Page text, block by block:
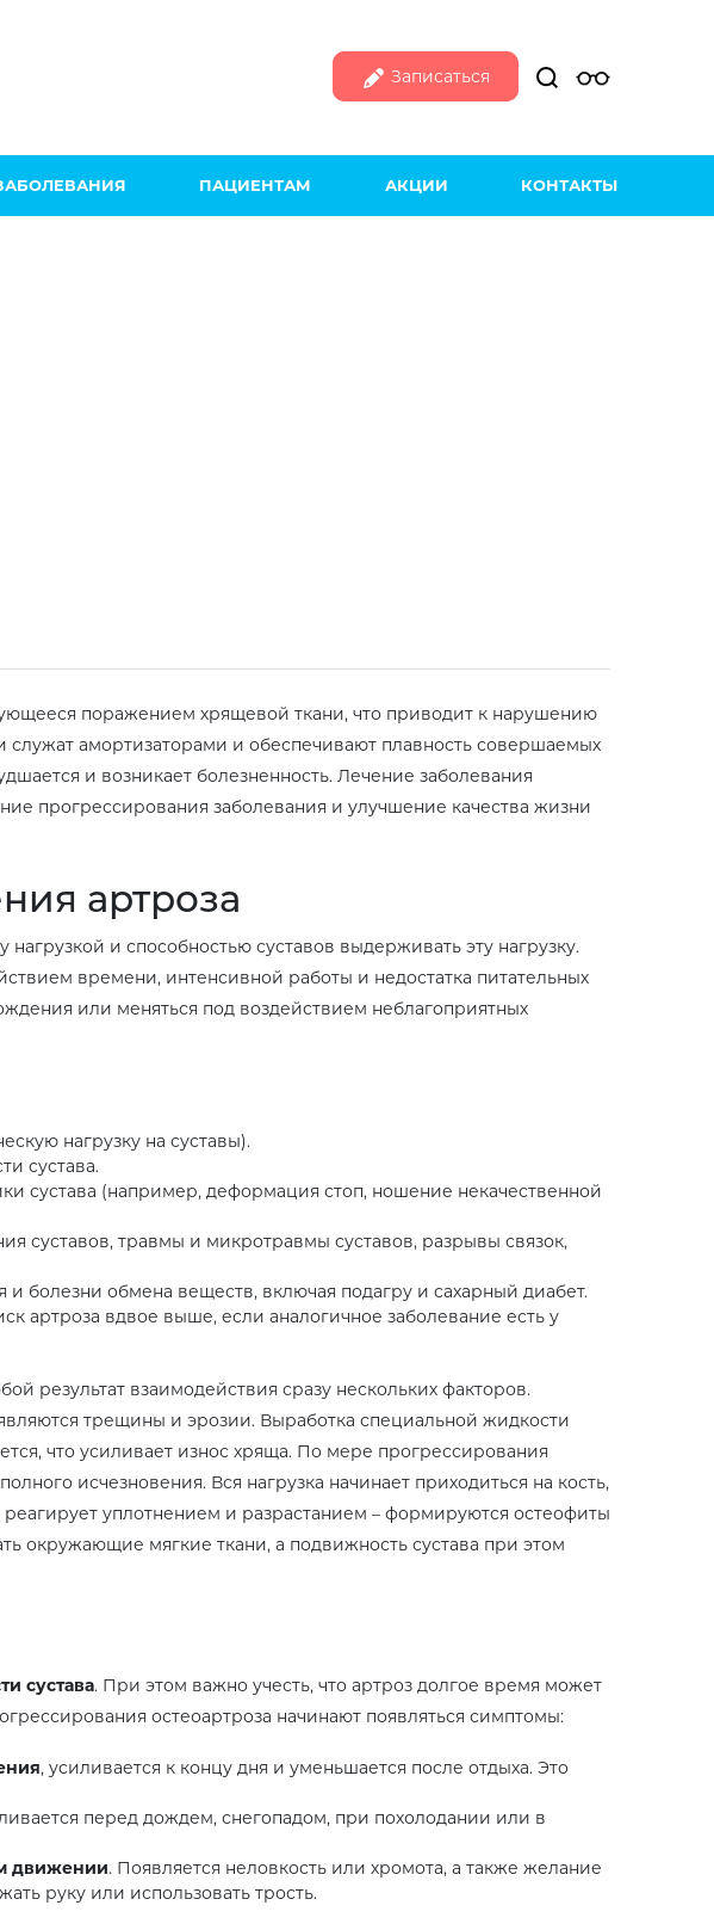
Записаться
ПАЦИЕНТАМ АКЦИИ КОНТАКТЫ
поражением хрящевой ткани, что приводит к нарушению
амортизаторами и обеспечивают плавность совершаемых
и возникает болезненность. Лечение заболевания
прогрессирования заболевания и улучшение качества жизни
артроза
и способностью суставов выдерживать эту нагрузку.
времени, интенсивной работы и недостатка питательных
или меняться под воздействием неблагоприятных
нагрузку на суставы).
сустава.
сустава (например, деформация стоп, ношение некачественной
суставов, травмы и микротравмы суставов, разрывы связок,
болезни обмена веществ, включая подагру и сахарный диабет.
артроза вдвое выше, если аналогичное заболевание есть у
результат взаимодействия сразу нескольких факторов.
трещины и эрозии. Выработка специальной жидкости
что усиливает износ хряща. По мере прогрессирования
исчезновения. Вся нагрузка начинает приходиться на кость,
уплотнением и разрастанием – формируются остеофиты
окружающие мягкие ткани, а подвижность сустава при этом
сустава. При этом важно учесть, что артроз долгое время может
остеоартроза начинают появляться симптомы:
, усиливается к концу дня и уменьшается после отдыха. Это
перед дождем, снегопадом, при похолодании или в
движении. Появляется неловкость или хромота, а также желание
руку или использовать трость.